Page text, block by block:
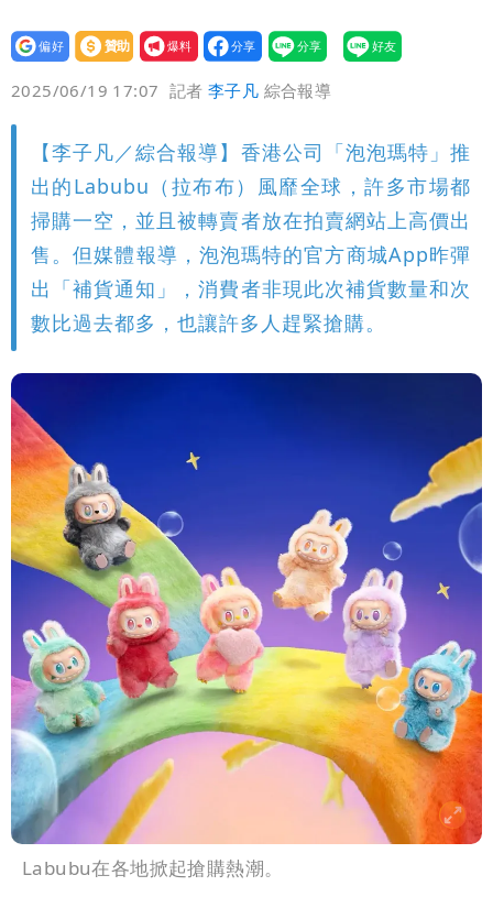
設為
贊助
我要
爆料
2025/06/19 17:07 記者李子凡 綜合報導
【李子凡／綜合報導】香港公司「泡泡瑪特」推
出的Labubu（拉布布）風靡全球，許多市場都
掃購一空，並且被轉賣者放在拍賣網站上高價出
售。但媒體報導，泡泡瑪特的官方商城App昨彈
出「補貨通知」，消費者非現此次補貨數量和次
數比過去都多，也讓許多人趕緊搶購。
Labubu在各地掀起搶購熱潮。